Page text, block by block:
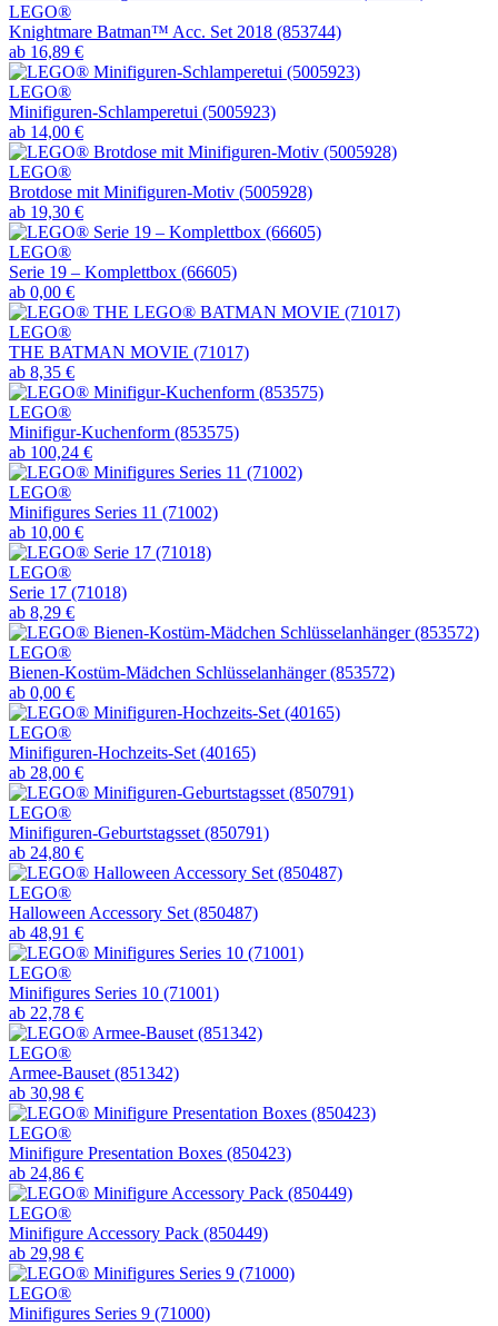
LEGO®
Knightmare Batman™ Acc. Set 2018 (853744)
ab 16,89 €
LEGO®
Minifiguren-Schlamperetui (5005923)
ab 14,00 €
LEGO®
Brotdose mit Minifiguren-Motiv (5005928)
ab 19,30 €
LEGO®
Serie 19 – Komplettbox (66605)
ab 0,00 €
LEGO®
THE BATMAN MOVIE (71017)
ab 8,35 €
LEGO®
Minifigur-Kuchenform (853575)
ab 100,24 €
LEGO®
Minifigures Series 11 (71002)
ab 10,00 €
LEGO®
Serie 17 (71018)
ab 8,29 €
LEGO®
Bienen-Kostüm-Mädchen Schlüsselanhänger (853572)
ab 0,00 €
LEGO®
Minifiguren-Hochzeits-Set (40165)
ab 28,00 €
LEGO®
Minifiguren-Geburtstagsset (850791)
ab 24,80 €
LEGO®
Halloween Accessory Set (850487)
ab 48,91 €
LEGO®
Minifigures Series 10 (71001)
ab 22,78 €
LEGO®
Armee-Bauset (851342)
ab 30,98 €
LEGO®
Minifigure Presentation Boxes (850423)
ab 24,86 €
LEGO®
Minifigure Accessory Pack (850449)
ab 29,98 €
LEGO®
Minifigures Series 9 (71000)